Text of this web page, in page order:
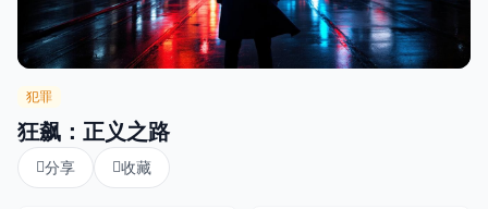
犯罪
狂飙：正义之路
分享 收藏